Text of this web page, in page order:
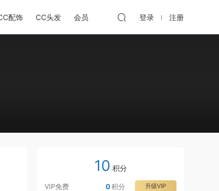
配饰 CC头发 会员 登录 注册
10 积分
VIP免费 升级VIP
0积分